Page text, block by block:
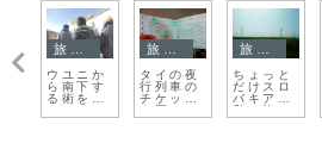
ワットプ
ラケオで
涙ぽろぽ
ボリビア
のローカ
ルフード
を紹介
旅日記
星空と夜
明けと。
ウユニ塩
湖にバイ
バイ！